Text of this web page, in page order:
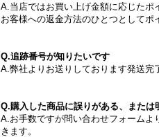
A.当店ではお買い上げ金額に応じた
お客様への返金方法のひとつとして
Q.追跡番号が知りたいです
A.弊社よりお送りしております発送
Q.購入した商品に誤りがある、または
A.お手数ですが問い合わせフォーム
きます。